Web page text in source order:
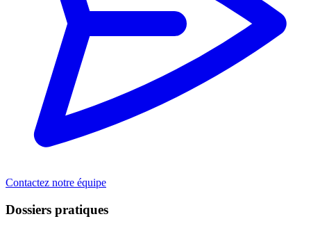
Contactez notre équipe
Dossiers pratiques